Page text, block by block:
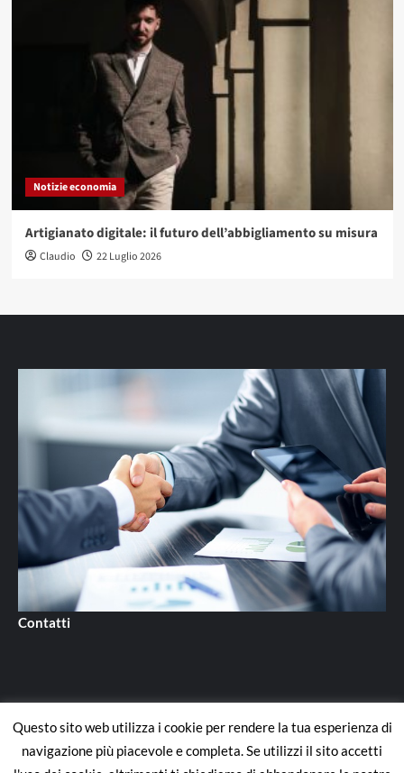
Notizie economia
Artigianato digitale: il futuro dell’abbigliamento su misura
Claudio 22 Luglio 2026
Contatti
Contatti
Questo sito web utilizza i cookie per rendere la tua esperienza di
navigazione più piacevole e completa. Se utilizzi il sito accetti